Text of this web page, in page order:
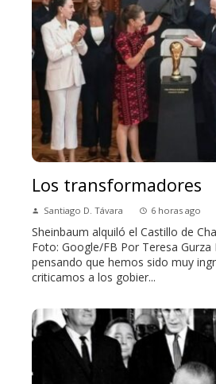
Los transformadores
Santiago D. Távara 6 horas ago
Sheinbaum alquiló el Castillo de
Foto: Google/FB Por Teresa
pensando que hemos sido muy
criticamos a los gobier...